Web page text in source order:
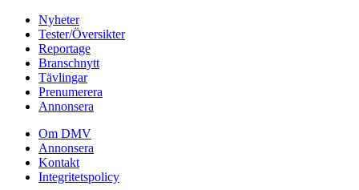
Nyheter
Tester/Översikter
Reportage
Branschnytt
Tävlingar
Prenumerera
Annonsera
Om DMV
Annonsera
Kontakt
Integritetspolicy